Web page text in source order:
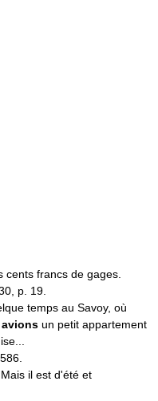
francs de gages.
p. 19.
temps au Savoy, où
avions un petit appartement
il est d'été et